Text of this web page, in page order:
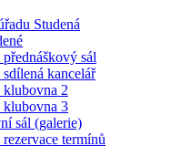
Studená
sál
kancelář
2
3
sál (galerie)
termínů